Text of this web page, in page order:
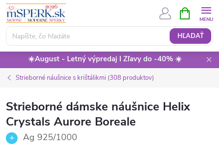
Prejsť
obsah
HĽADAŤ
KOŠÍK
☀️August - Letný výpredaj I Zľavy do -40% ☀️
Strieborné náušnice s krištálikmi (308 produktov)
Strieborné dámske náušnice Helix
Crystals Aurore Boreale
Ag 925/1000